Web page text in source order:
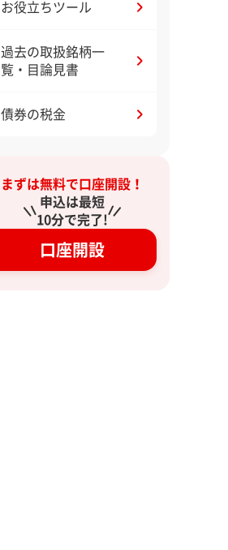
お役立ちツール
過去の取扱銘柄一
覧・目論見書
債券の税金
まずは無料で口座開設！
申込は最短
10分で完了!
口座開設